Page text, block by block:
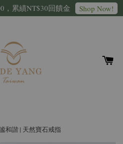
，累績NT$30回饋金 Shop Now!
和諧 | 天然寶石戒指